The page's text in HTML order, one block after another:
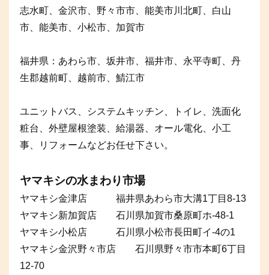
志水町、金沢市、野々市市、能美市川北町、白山
市、能美市、小松市、加賀市
福井県：あわら市、坂井市、福井市、永平寺町、丹
生郡越前町、越前市、鯖江市
ユニットバス、システムキッチン、トイレ、洗面化
粧台、外壁屋根塗装、給湯器、オール電化、小工
事、リフォームなどお任せ下さい。
ヤマキシの水まわり市場
ヤマキシ金津店 福井県あわら市大溝1丁目8-13
ヤマキシ新加賀店 石川県加賀市桑原町ホ-48-1
ヤマキシ小松店 石川県小松市長田町イ-4の1
ヤマキシ金沢野々市店 石川県野々市市本町6丁目
12-70